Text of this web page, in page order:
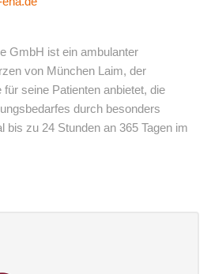
GmbH ist ein ambulanter
von München Laim, der
seine Patienten anbietet, die
durch besonders
bis zu 24 Stunden an 365 Tagen im